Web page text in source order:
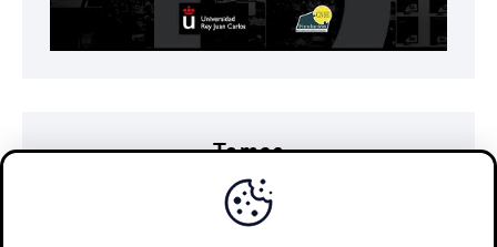
Temas
comunicación discapacidad